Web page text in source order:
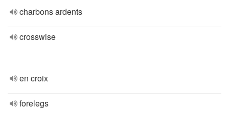
charbons ardents
crosswise
en croix
forelegs